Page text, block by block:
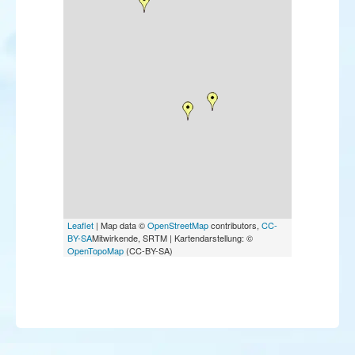
Leaflet | Map data ©OpenStreetMapcontributors, CC-
BY-SAMitwirkende, SRTM | Kartendarstellung: ©
OpenTopoMap (CC-BY-SA)